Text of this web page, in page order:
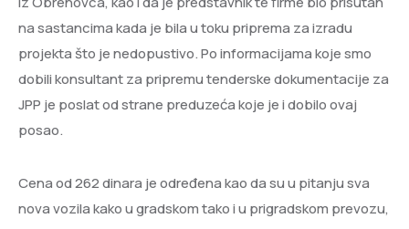
na sastancima kada je bila u toku priprema za izradu
projekta što je nedopustivo. Po informacijama koje smo
dobili konsultant za pripremu tenderske dokumentacije za
JPP je poslat od strane preduzeća koje je i dobilo ovaj
posao.
Cena od 262 dinara je određena kao da su u pitanju sva
nova vozila kako u gradskom tako i u prigradskom prevozu,